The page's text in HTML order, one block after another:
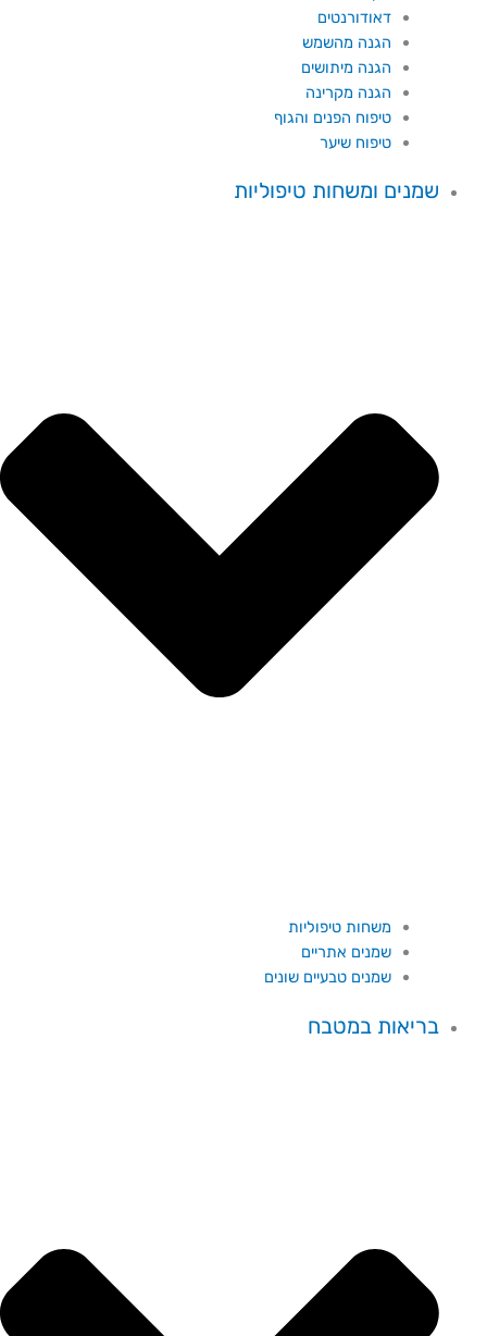
דאודורנטים
הגנה מהשמש
הגנה מיתושים
הגנה מקרינה
טיפוח הפנים והגוף
טיפוח שיער
שמנים ומשחות טיפוליות
משחות טיפוליות
שמנים אתריים
שמנים טבעיים שונים
בריאות במטבח